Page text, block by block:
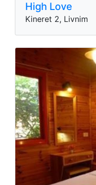
High Love
Kineret 2, Livnim